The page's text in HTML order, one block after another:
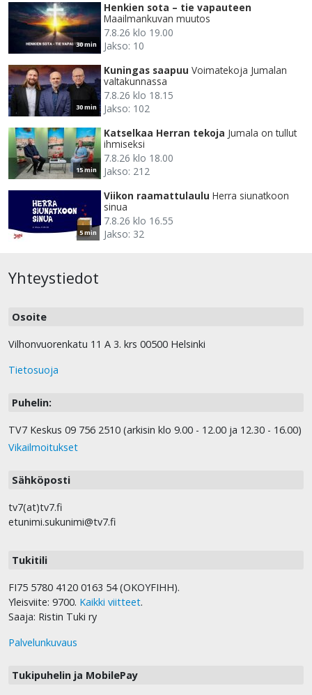
30 min
Henkien sota – tie vapauteen
Maailmankuvan muutos
7.8.26 klo 19.00
Jakso: 10
30 min
Kuningas saapuu Voimatekoja Jumalan
valtakunnassa
7.8.26 klo 18.15
Jakso: 102
15 min
Katselkaa Herran tekoja Jumala on tullut
ihmiseksi
7.8.26 klo 18.00
Jakso: 212
5 min
Viikon raamattulaulu Herra siunatkoon
sinua
7.8.26 klo 16.55
Jakso: 32
Yhteystiedot
Osoite
Vilhonvuorenkatu 11 A 3. krs 00500 Helsinki
Tietosuoja
Puhelin:
TV7 Keskus 09 756 2510 (arkisin klo 9.00 - 12.00 ja 12.30 - 16.00)
Vikailmoitukset
Sähköposti
tv7(at)tv7.fi
etunimi.sukunimi@tv7.fi
Tukitili
FI75 5780 4120 0163 54 (OKOYFIHH).
Yleisviite: 9700. Kaikki viitteet.
Saaja: Ristin Tuki ry
Palvelunkuvaus
Tukipuhelin ja MobilePay